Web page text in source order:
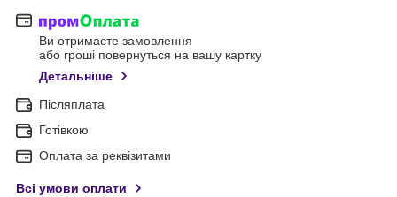
Ви отримаєте замовлення
або гроші повернуться на вашу картку
Детальніше
Післяплата
Готівкою
Оплата за реквізитами
Всі умови оплати